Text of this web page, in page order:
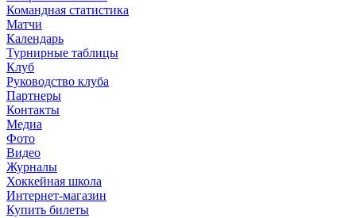
Командная статистика
Матчи
Календарь
Турнирные таблицы
Клуб
Руководство клуба
Партнеры
Контакты
Медиа
Фото
Видео
Журналы
Хоккейная школа
Интернет-магазин
Купить билеты